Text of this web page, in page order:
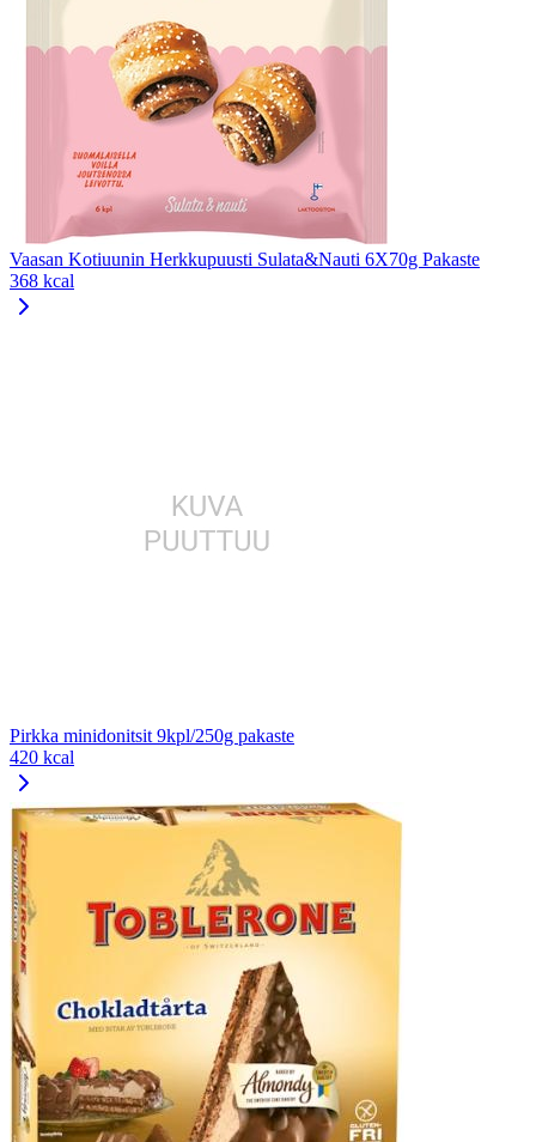
Vaasan Kotiuunin Herkkupuusti Sulata&Nauti 6X70g Pakaste
368 kcal
Pirkka minidonitsit 9kpl/250g pakaste
420 kcal